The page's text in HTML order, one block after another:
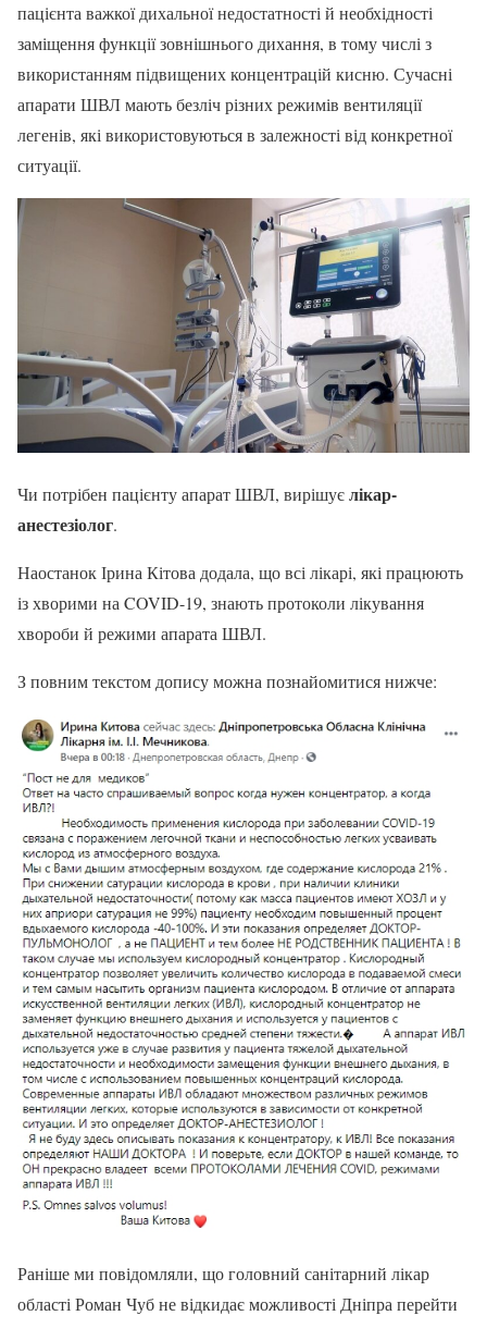
пацієнта важкої дихальної недостатності й необхідності
заміщення функції зовнішнього дихання, в тому числі з
використанням підвищених концентрацій кисню. Сучасні
апарати ШВЛ мають безліч різних режимів вентиляції
легенів, які використовуються в залежності від конкретної
ситуації.
Чи потрібен пацієнту апарат ШВЛ, вирішуєлікар-
анестезіолог.
Наостанок Ірина Кітова додала, що всі лікарі, які працюють
із хворими на COVID-19, знають протоколи лікування
хвороби й режими апарата ШВЛ.
З повним текстом допису можна познайомитися нижче:
Раніше ми повідомляли, що головний санітарний лікар
області Роман Чуб не відкидає можливості Дніпра перейти